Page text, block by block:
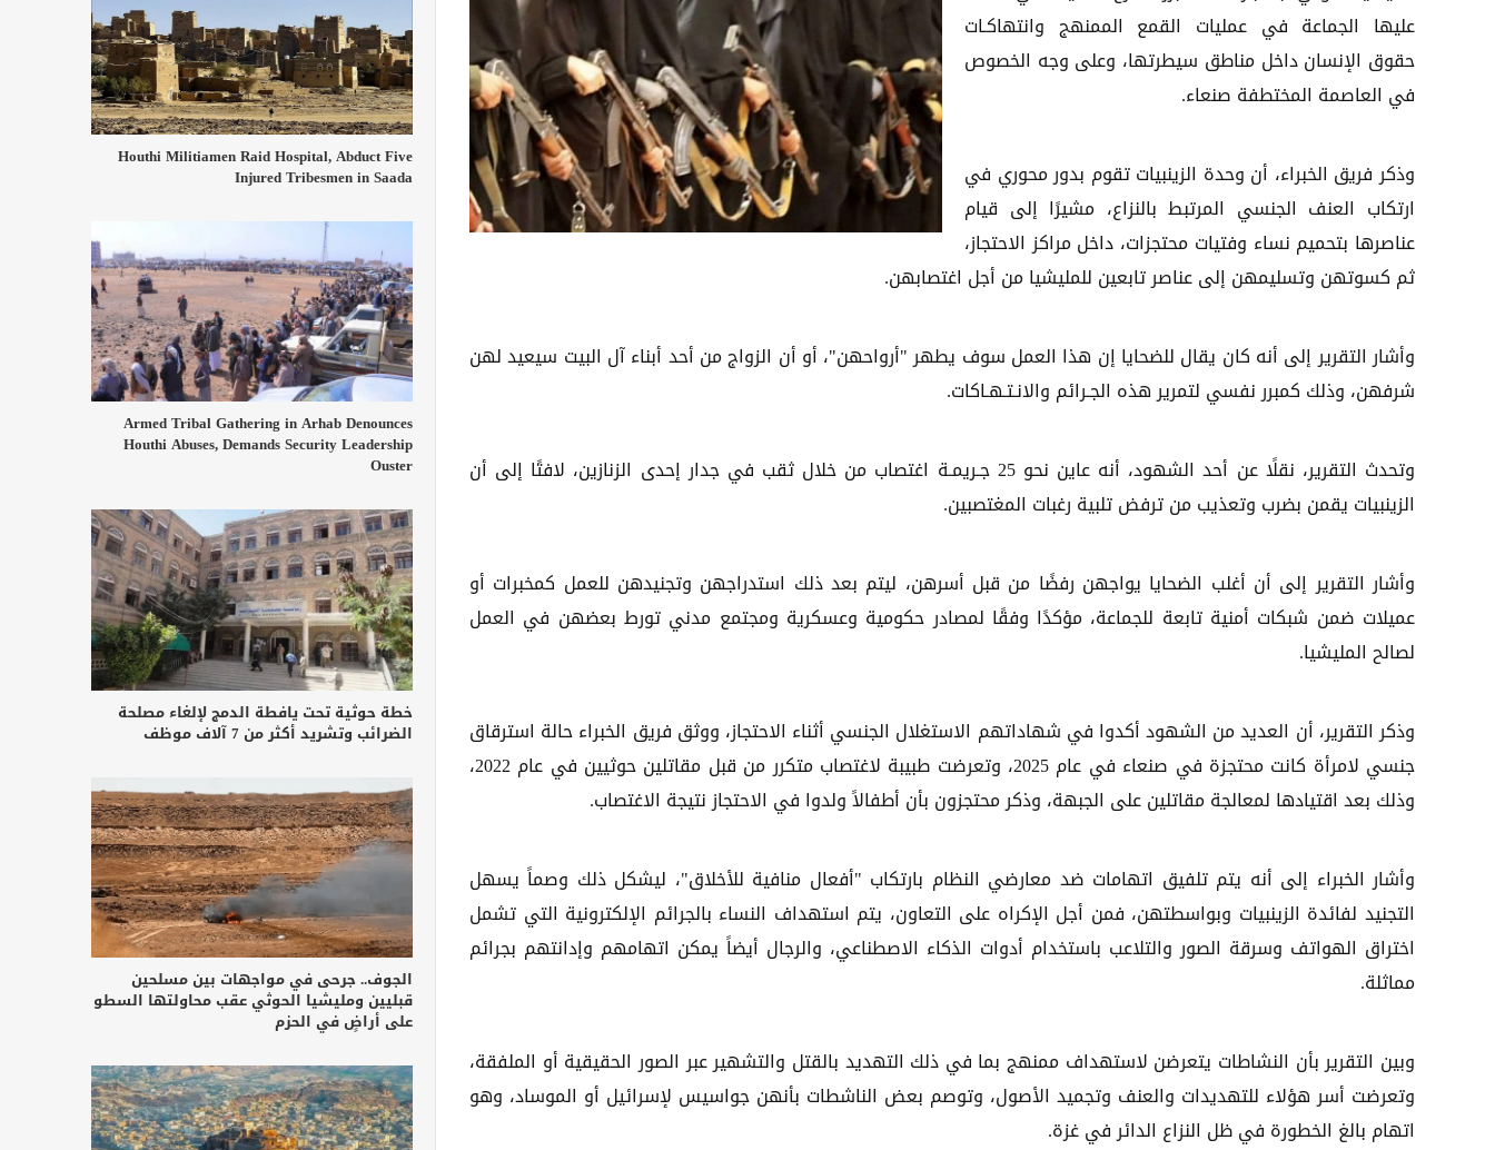
عليها الجماعة في عمليات القمع الممنهج وانتهاكـات
حقوق الإنسان داخل مناطق سيطرتها، وعلى وجه الخصوص
في العاصمة المختطفة صنعاء.
وذكر فريق الخبراء، أن وحدة الزينبيات تقوم بدور محوري في
ارتكاب العنف الجنسي المرتبط بالنزاع، مشيرًا إلى قيام
عناصرها بتحميم نساء وفتيات محتجزات، داخل مراكز الاحتجاز،
ثم كسوتهن وتسليمهن إلى عناصر تابعين للمليشيا من أجل اغتصابهن.
وأشار التقرير إلى أنه كان يقال للضحايا إن هذا العمل سوف يطهر "أرواحهن"، أو أن الزواج من أحد أبناء آل البيت سيعيد لهن
شرفهن، وذلك كمبرر نفسي لتمرير هذه الجـرائم والانـتـهـاكات.
وتحدث التقرير، نقلًا عن أحد الشهود، أنه عاين نحو 25 جـريمـة اغتصاب من خلال ثقب في جدار إحدى الزنازين، لافتًا إلى أن
الزينبيات يقمن بضرب وتعذيب من ترفض تلبية رغبات المغتصبين.
وأشار التقرير إلى أن أغلب الضحايا يواجهن رفضًا من قبل أسرهن، ليتم بعد ذلك استدراجهن وتجنيدهن للعمل كمخبرات أو
عميلات ضمن شبكات أمنية تابعة للجماعة، مؤكدًا وفقًا لمصادر حكومية وعسكرية ومجتمع مدني تورط بعضهن في العمل
لصالح المليشيا.
وذكر التقرير، أن العديد من الشهود أكدوا في شهاداتهم الاستغلال الجنسي أثناء الاحتجاز، ووثق فريق الخبراء حالة استرقاق
جنسي لامرأة كانت محتجزة في صنعاء في عام 2025، وتعرضت طبيبة لاغتصاب متكرر من قبل مقاتلين حوثيين في عام 2022،
وذلك بعد اقتيادها لمعالجة مقاتلين على الجبهة، وذكر محتجزون بأن أطفالاً ولدوا في الاحتجاز نتيجة الاغتصاب.
وأشار الخبراء إلى أنه يتم تلفيق اتهامات ضد معارضي النظام بارتكاب "أفعال منافية للأخلاق"، ليشكل ذلك وصماً يسهل
التجنيد لفائدة الزينبيات وبواسطتهن، فمن أجل الإكراه على التعاون، يتم استهداف النساء بالجرائم الإلكترونية التي تشمل
اختراق الهواتف وسرقة الصور والتلاعب باستخدام أدوات الذكاء الاصطناعي، والرجال أيضاً يمكن اتهامهم وإدانتهم بجرائم
مماثلة.
وبين التقرير بأن النشاطات يتعرضن لاستهداف ممنهج بما في ذلك التهديد بالقتل والتشهير عبر الصور الحقيقية أو الملفقة،
وتعرضت أسر هؤلاء للتهديدات والعنف وتجميد الأصول، وتوصم بعض الناشطات بأنهن جواسيس لإسرائيل أو الموساد، وهو
اتهام بالغ الخطورة في ظل النزاع الدائر في غزة.
Houthi Militiamen Raid Hospital, Abduct Five
Injured Tribesmen in Saada
Armed Tribal Gathering in Arhab Denounces
Houthi Abuses, Demands Security Leadership
Ouster
خطة حوثية تحت يافطة الدمج لإلغاء مصلحة
الضرائب وتشريد أكثر من 7 آلاف موظف
الجوف.. جرحى في مواجهات بين مسلحين
قبليين ومليشيا الحوثي عقب محاولتها السطو
على أراضٍ في الحزم